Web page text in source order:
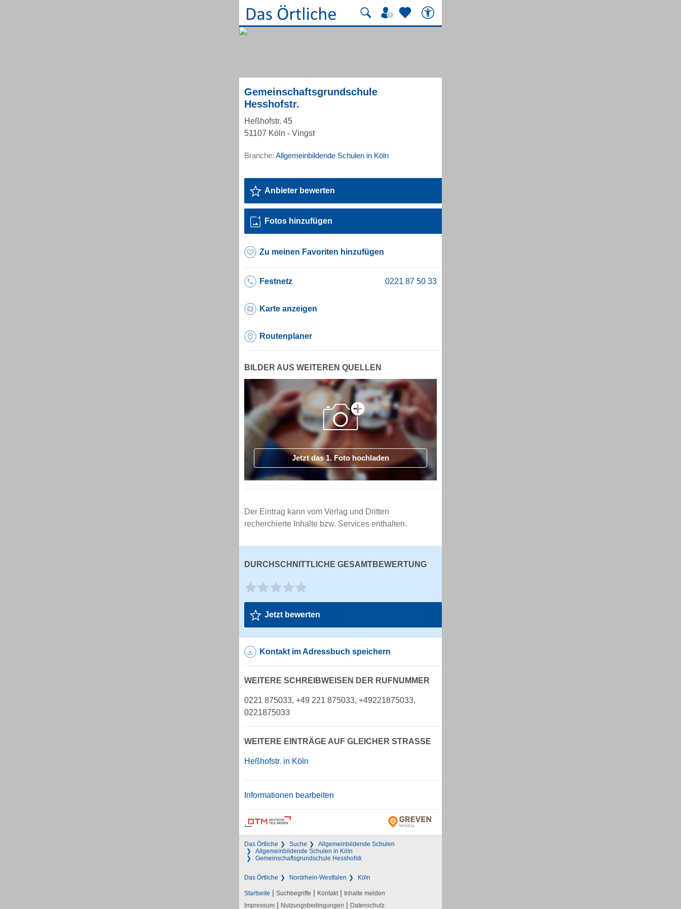
Gemeinschaftsgrundschule
Hesshofstr.
Heßhofstr. 45
51107 Köln - Vingst
Branche: Allgemeinbildende Schulen in Köln
Anbieter bewerten
Fotos hinzufügen
Zu meinen Favoriten hinzufügen
Festnetz
Karte anzeigen
Routenplaner
BILDER AUS WEITEREN QUELLEN
Jetzt das 1. Foto hochladen
Der Eintrag kann vom Verlag und Dritten
recherchierte Inhalte bzw. Services enthalten.
DURCHSCHNITTLICHE GESAMTBEWERTUNG
Jetzt bewerten
Kontakt im Adressbuch speichern
WEITERE SCHREIBWEISEN DER RUFNUMMER
0221 875033, +49 221 875033, +49221875033,
0221875033
WEITERE EINTRÄGE AUF GLEICHER STRASSE
Heßhofstr. in Köln
Informationen bearbeiten
Das Örtliche Suche
Allgemeinbildende Schulen
Allgemeinbildende Schulen in Köln
Gemeinschaftsgrundschule Hesshofstr.
Das Örtliche Nordrhein-Westfalen Köln
Startseite | Suchbegriffe | Kontakt | Inhalte melden
Impressum | Nutzungsbedingungen | Datenschutz